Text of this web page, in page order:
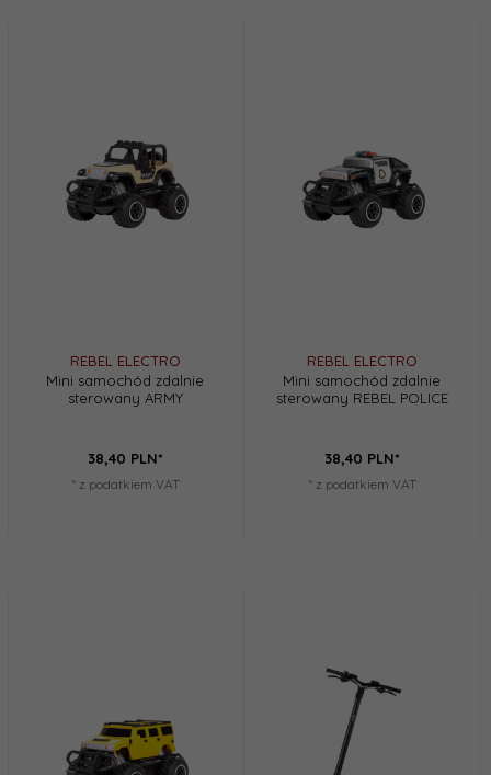
REBEL ELECTRO
Mini samochód zdalnie
sterowany ARMY
38,40 PLN*
* z podatkiem VAT
REBEL ELECTRO
Mini samochód zdalnie
sterowany REBEL POLICE
38,40 PLN*
* z podatkiem VAT